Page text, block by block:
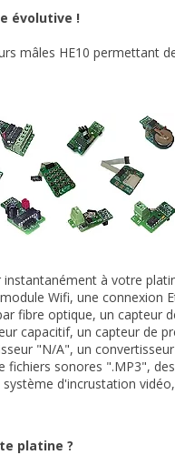
évolutive !
mâles HE10 permettant
à votre
Wifi, une connexion
fibre optique, un capteur
capacitif, un capteur de
"N/A", un
fichiers sonores ".MP3",
d'incrustation
platine ?